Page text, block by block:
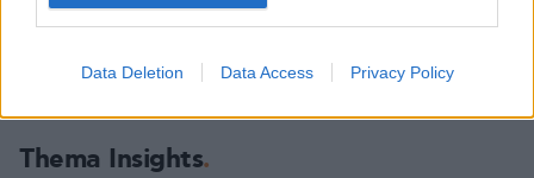
Data Deletion Data Access Privacy Policy
Thema Insights
Protothema.gr